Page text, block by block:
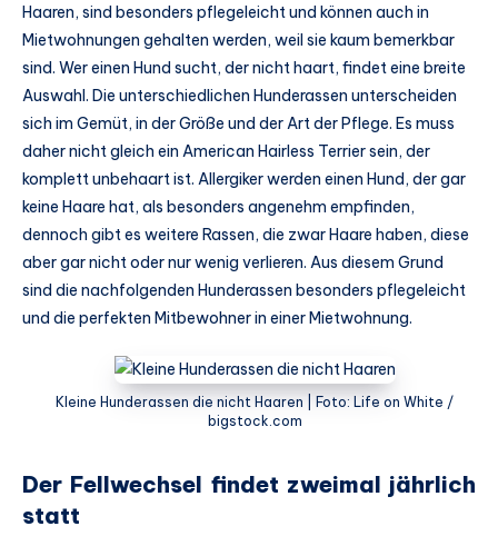
Haaren, sind besonders pflegeleicht und können auch in
Mietwohnungen gehalten werden, weil sie kaum bemerkbar
sind. Wer einen Hund sucht, der nicht haart, findet eine breite
Auswahl. Die unterschiedlichen Hunderassen unterscheiden
sich im Gemüt, in der Größe und der Art der Pflege. Es muss
daher nicht gleich ein American Hairless Terrier sein, der
komplett unbehaart ist. Allergiker werden einen Hund, der gar
keine Haare hat, als besonders angenehm empfinden,
dennoch gibt es weitere Rassen, die zwar Haare haben, diese
aber gar nicht oder nur wenig verlieren. Aus diesem Grund
sind die nachfolgenden Hunderassen besonders pflegeleicht
und die perfekten Mitbewohner in einer Mietwohnung.
Kleine Hunderassen die nicht Haaren | Foto: Life on White /
bigstock.com
Der Fellwechsel findet zweimal jährlich
statt